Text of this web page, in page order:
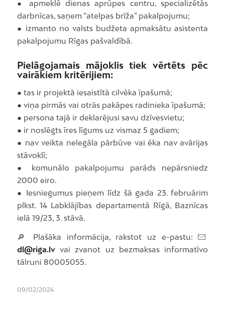
● apmeklē dienas aprūpes centru, specializētās
darbnīcas, saņem “atelpas brīža” pakalpojumu;
● izmanto no valsts budžeta apmaksātu asistenta
pakalpojumu Rīgas pašvaldībā.
Pielāgojamais mājoklis tiek vērtēts pēc
vairākiem kritērijiem:
● tas ir projektā iesaistītā cilvēka īpašumā;
● viņa pirmās vai otrās pakāpes radinieka īpašumā;
● persona tajā ir deklarējusi savu dzīvesvietu;
● ir noslēgts īres līgums uz vismaz 5 gadiem;
● nav veikta nelegāla pārbūve vai ēka nav avārijas
stāvoklī;
● komunālo pakalpojumu parāds nepārsniedz
2000 eiro.
● Iesniegumus pieņem līdz šā gada 23. februārim
plkst. 14 Labklājības departamentā Rīgā, Baznīcas
ielā 19/23, 3. stāvā.
🔎 Plašāka informācija, rakstot uz e-pastu:
dl@riga.lvvai zvanot uz bezmaksas informatīvo
tālruni 80005055.
09/02/2024